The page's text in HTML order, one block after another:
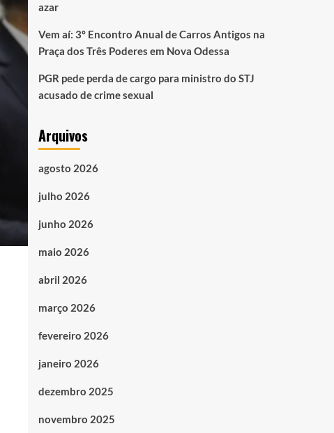
azar
Vem aí: 3º Encontro Anual de Carros Antigos na
Praça dos Três Poderes em Nova Odessa
PGR pede perda de cargo para ministro do STJ
acusado de crime sexual
Arquivos
agosto 2026
julho 2026
junho 2026
maio 2026
abril 2026
março 2026
fevereiro 2026
janeiro 2026
dezembro 2025
novembro 2025